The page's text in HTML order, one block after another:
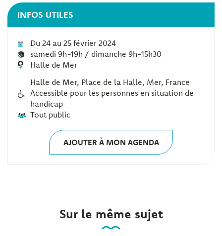
INFOS UTILES
Du 24 au 25 février 2024
samedi 9h-19h / dimanche 9h-15h30
Halle de Mer
Halle de Mer, Place de la Halle, Mer, France
Accessible pour les personnes en situation de
handicap
Tout public
AJOUTER À MON AGENDA
Sur le même sujet